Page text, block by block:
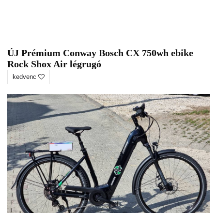
ÚJ Prémium Conway Bosch CX 750wh ebike
Rock Shox Air légrugó
kedvenc